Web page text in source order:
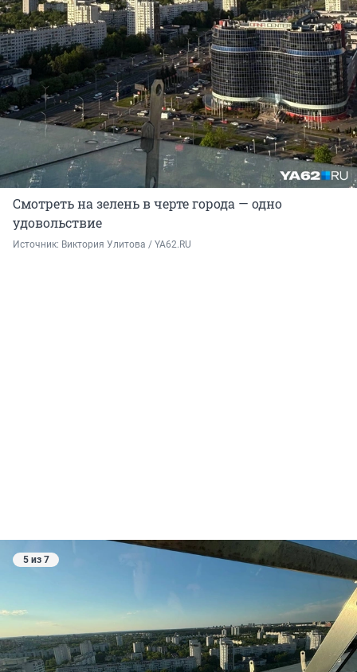
Смотреть на зелень в черте города — одно
удовольствие
Источник: Виктория Улитова / YA62.RU
5 из 7